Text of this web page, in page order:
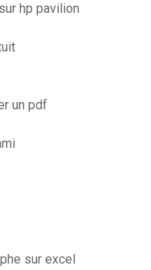
hp pavilion
un pdf
sur excel